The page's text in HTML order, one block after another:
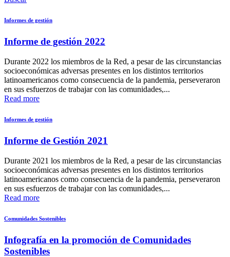
Informes de gestión
Informe de gestión 2022
Durante 2022 los miembros de la Red, a pesar de las circunstancias
socioeconómicas adversas presentes en los distintos territorios
latinoamericanos como consecuencia de la pandemia, perseveraron
en sus esfuerzos de trabajar con las comunidades,...
Read more
Informes de gestión
Informe de Gestión 2021
Durante 2021 los miembros de la Red, a pesar de las circunstancias
socioeconómicas adversas presentes en los distintos territorios
latinoamericanos como consecuencia de la pandemia, perseveraron
en sus esfuerzos de trabajar con las comunidades,...
Read more
Comunidades Sostenibles
Infografía en la promoción de Comunidades
Sostenibles